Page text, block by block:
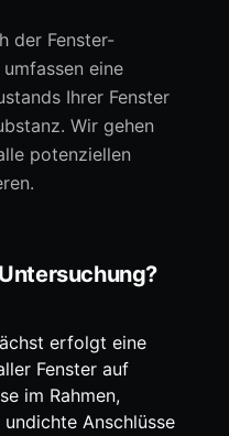
der Fenster-
eine
Ihrer Fenster
Wir gehen
potenziellen
erfolgt eine
Fenster auf
im Rahmen,
Anschlüsse